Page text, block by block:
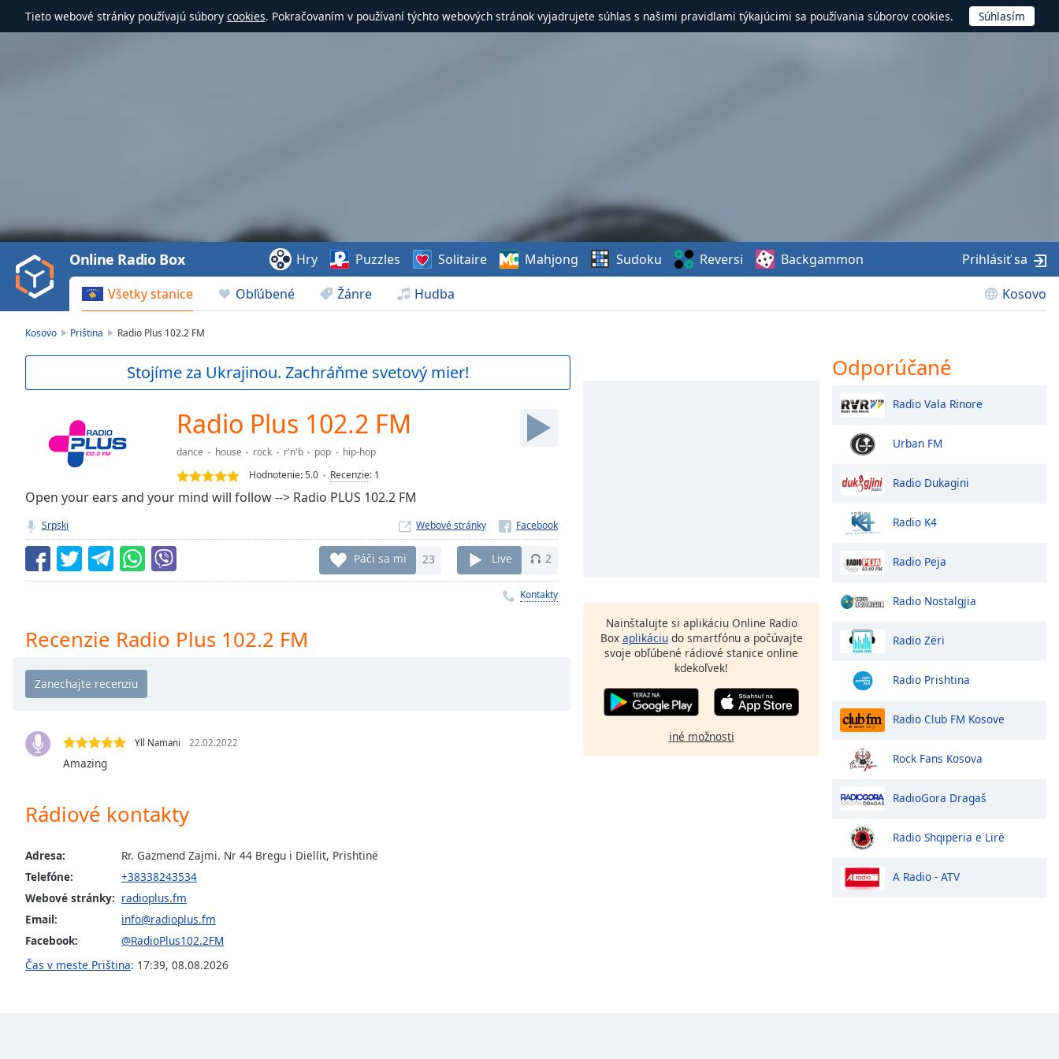
Tieto webové stránky používajú súbory cookies. Pokračovaním v používaní týchto webových stránok vyjadrujete súhlas s našimi pravidlami týkajúcimi sa používania súborov cookies.
Play
Video
Play
Backward
Skip
Current
TypeLIVE
live,
currently
behind
LIVE
Remaining
Playback
Rate
Chapters
off,
subtitles
settings
subtitles
settings
Všetky stanice Obľúbené Žánre Hudba Kosovo
Online Radio Box Hry Puzzles Solitaire Mahjong Sudoku Reversi Backgammon Prihlásiť sa
Kosovo Priština Radio Plus 102.2 FM
Stojíme za Ukrajinou. Zachráňme svetový mier!
Radio Plus 102.2 FM
dance house rock r'n'b pop
hip-hop
Hodnotenie:5.0 Recenzie: 1
Open your ears and your mind will follow --> Radio PLUS 102.2 FM
Srpski Webové stránky
Páči sa mi 23 Live 2
Kontakty
Recenzie Radio Plus 102.2 FM
Yll Namani 22.02.2022
Amazing
Rádiové kontakty
Adresa:
Rr. Gazmend Zajmi. Nr 44 Bregu i Diellit, Prishtinë
Telefóne:
+38338243534
Webové stránky: radioplus.fm
Email:
info@radioplus.fm
Facebook:
@RadioPlus102.2FM
Čas v meste Priština: 17:39, 08.08.2026
Nainštalujte si aplikáciu Online Radio
Box aplikáciudo smartfónu a počúvajte
svoje obľúbené rádiové stanice online
kdekoľvek!
iné možnosti
Odporúčané
Radio Vala Rinore
Urban FM
Radio Dukagini
Radio K4
Radio Peja
Radio Nostalgjia
Radio Zëri
Radio Prishtina
Radio Club FM Kosove
Rock Fans Kosova
RadioGora Dragaš
Radio Shqipëria e Lirë
A Radio - ATV